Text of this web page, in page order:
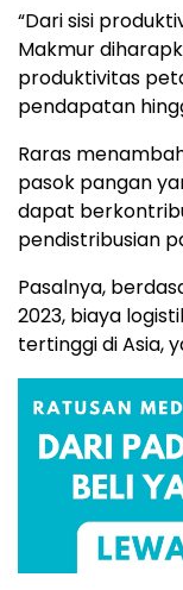
“Dari sisi
Makmur
produktivitas
pendapatan
Raras
pasok pangan
dapat
pendistribusian
Pasalnya,
2023, biaya
tertinggi di Asia,